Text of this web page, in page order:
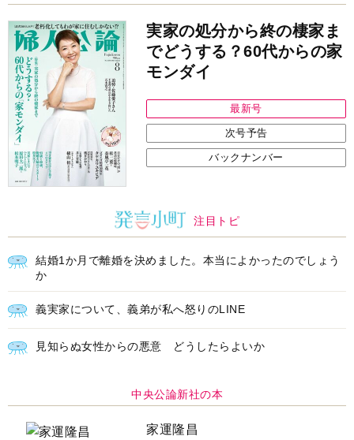
実家の処分から終の棲家ま
でどうする？60代からの家
モンダイ
最新号
次号予告
バックナンバー
注目トピ
結婚1か月で離婚を決めました。本当によかったのでしょう
か
義実家について、義弟が私へ怒りのLINE
見知らぬ女性からの悪意 どうしたらよいか
中央公論新社の本
家運隆昌